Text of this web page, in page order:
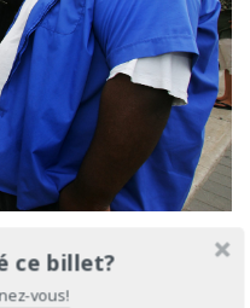
ce billet?
vous!